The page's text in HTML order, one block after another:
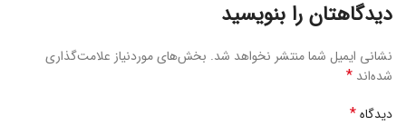
دیدگاهتان را بنویسید
نشانی ایمیل شما منتشر نخواهد شد. بخش‌های موردنیاز علامت‌گذاری
شده‌اند *
دیدگاه*